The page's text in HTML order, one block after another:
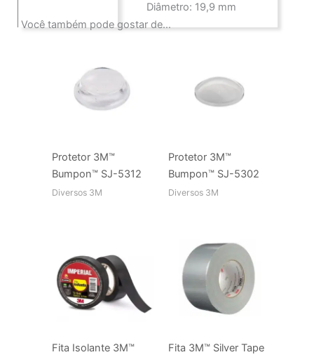
Diâmetro: 19,9 mm
Você também pode gostar de…
Protetor 3M™
Bumpon™ SJ-5312
Diversos 3M
Protetor 3M™
Bumpon™ SJ-5302
Diversos 3M
Fita Isolante 3M™
Fita 3M™ Silver Tape